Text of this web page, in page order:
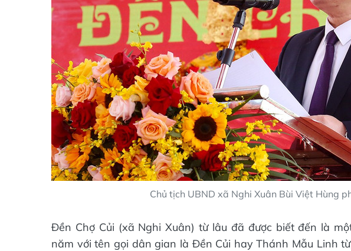
Chủ tịch UBND xã Nghi Xuân Bùi Việt Hùng
Đền Chợ Củi (xã Nghi Xuân) từ lâu đã được biết đến là
năm với tên gọi dân gian là Đền Củi hay Thánh Mẫu Linh